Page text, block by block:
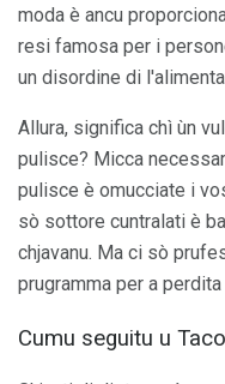
moda è ancu
resi famosa per i
un disordine di
Allura, significa chì ùn
pulisce? Micca
pulisce è omucciate i
sò sottore cuntralati è
chjavanu. Ma ci sò
prugramma per a
Cumu seguitu u